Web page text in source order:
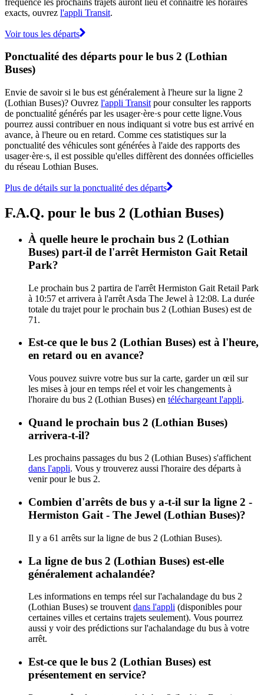
exacts, ouvrez l'appli Transit.
Voir tous les départs
Ponctualité des départs pour le bus 2 (Lothian
Buses)
Envie de savoir si le bus est généralement à l'heure sur la ligne 2
(Lothian Buses)? Ouvrez l'appli Transit pour consulter les rapports
de ponctualité générés par les usager·ère·s pour cette ligne.Vous
pourrez aussi contribuer en nous indiquant si votre bus est arrivé en
avance, à l'heure ou en retard. Comme ces statistiques sur la
ponctualité des véhicules sont générées à l'aide des rapports des
usager·ère·s, il est possible qu'elles diffèrent des données officielles
du réseau Lothian Buses.
Plus de détails sur la ponctualité des départs
F.A.Q. pour le bus 2 (Lothian Buses)
À quelle heure le prochain bus 2 (Lothian
Buses) part-il de l'arrêt Hermiston Gait Retail
Park?
Le prochain bus 2 partira de l'arrêt Hermiston Gait Retail Park
à 10:57 et arrivera à l'arrêt Asda The Jewel à 12:08. La durée
totale du trajet pour le prochain bus 2 (Lothian Buses) est de
71.
Est-ce que le bus 2 (Lothian Buses) est à l'heure,
en retard ou en avance?
Vous pouvez suivre votre bus sur la carte, garder un œil sur
les mises à jour en temps réel et voir les changements à
l'horaire du bus 2 (Lothian Buses) en téléchargeant l'appli.
Quand le prochain bus 2 (Lothian Buses)
arrivera-t-il?
Les prochains passages du bus 2 (Lothian Buses) s'affichent
dans l'appli. Vous y trouverez aussi l'horaire des départs à
venir pour le bus 2.
Combien d'arrêts de bus y a-t-il sur la ligne 2 -
Hermiston Gait - The Jewel (Lothian Buses)?
Il y a 61 arrêts sur la ligne de bus 2 (Lothian Buses).
La ligne de bus 2 (Lothian Buses) est-elle
généralement achalandée?
Les informations en temps réel sur l'achalandage du bus 2
(Lothian Buses) se trouvent dans l'appli (disponibles pour
certaines villes et certains trajets seulement). Vous pourrez
aussi y voir des prédictions sur l'achalandage du bus à votre
arrêt.
Est-ce que le bus 2 (Lothian Buses) est
présentement en service?